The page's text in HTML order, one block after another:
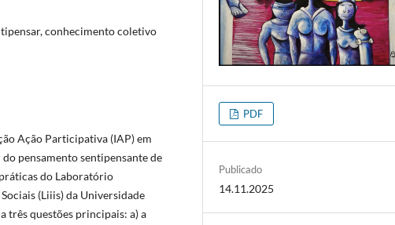
conhecimento coletivo
Ação Participativa (IAP) em
pensamento sentipensante de
do Laboratório
(Liiis) da Universidade
três questões principais: a) a
PDF
Publicado
14.11.2025